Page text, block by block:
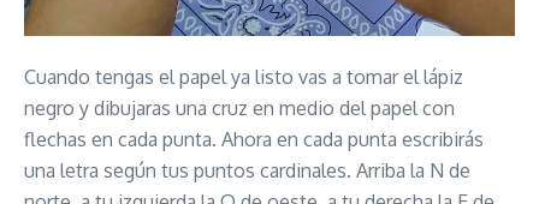
Cuando tengas el papel ya listo vas a tomar el lápiz
negro y dibujaras una cruz en medio del papel con
flechas en cada punta. Ahora en cada punta escribirás
una letra según tus puntos cardinales. Arriba la N de